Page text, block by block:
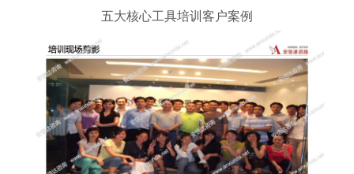
五大核心工具培训客户案例